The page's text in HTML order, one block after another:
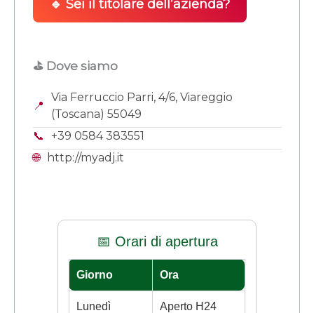
🔹 Sei il titolare dell’azienda?
⛳ Dove siamo
📍
Via Ferruccio Parri, 4/6, Viareggio
(Toscana) 55049
📞
+39 0584 383551
🌐
http://myadj.it
📅 Orari di apertura
Giorno Ora
Lunedì Aperto H24